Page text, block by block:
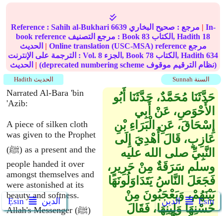
Ẹsin الدين الدين Ẹsin
Reference : Sahih al-Bukhari 6639 مرجع : صحيح البخاري | In-
book reference مرجع التصنيف : Book83 الكتاب, Hadith 18
| Online translation (USC-MSA) reference مرجع
الترجمة على الإنترنت : Vol.8 الجزء, Book 78 الكتاب, Hadith634
| (deprecated numbering scheme نظام الترقيم موقوف)
Sunnah السنة Hadith الحديث
Narrated Al-Bara 'bin
'Azib:
A piece of silken cloth
was given to the Prophet
(ﷺ) as a present and the
people handed it over
amongst themselves and
were astonished at its
beauty and softness.
Allah's Messenger (ﷺ)
حَدَّثَنَا مُحَمَّدٌ، حَدَّثَنَا أَبُو
الأَحْوَصِ، عَنْ أَبِي
إِسْحَاقَ، عَنِ الْبَرَاءِ بْنِ
عَازِبٍ، قَالَ أُهْدِيَ إِلَى
النَّبِيِّ صلى الله عليه
وسلم سَرَقَةٌ مِنْ حَرِيرٍ،
فَجَعَلَ النَّاسُ يَتَدَاوَلُونَهَا
بَيْنَهُمْ، وَيَعْجَبُونَ مِنْ
حُسْنِهَا وَلِينِهَا، فَقَالَ